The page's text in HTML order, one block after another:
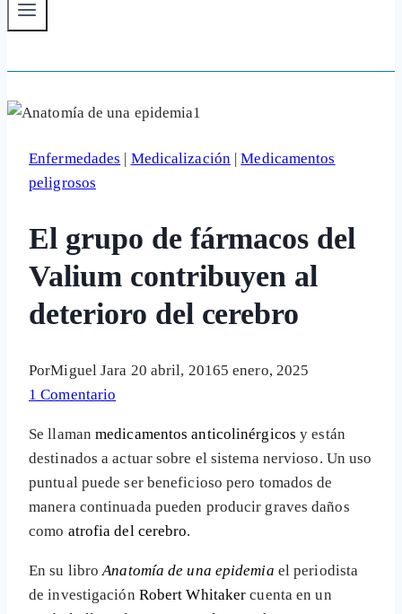
Enfermedades | Medicalización|Medicamentos
peligrosos
El grupo de fármacos del
Valium contribuyen al
deterioro del cerebro
PorMiguel Jara 20 abril, 20165 enero, 2025
1 Comentario
Se llamanmedicamentos anticolinérgicos y están
destinados a actuar sobre el sistema nervioso. Un uso
puntual puede ser beneficioso pero tomados de
manera continuada pueden producir graves daños
como atrofia del cerebro.
En su libroAnatomía de una epidemia el periodista
de investigación Robert Whitaker cuenta en un